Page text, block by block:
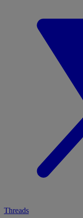
Threads